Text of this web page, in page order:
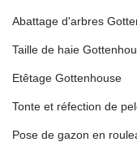
Abattage d'arbres
Taille de haie
Etêtage Gottenhouse
Tonte et réfection de
Pose de gazon en